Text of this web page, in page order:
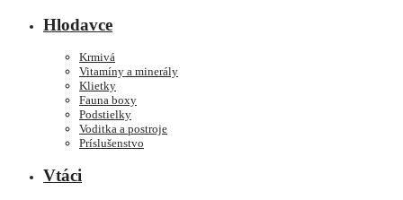
Hlodavce
Krmivá
Vitamíny a minerály
Klietky
Fauna boxy
Podstielky
Voditka a postroje
Príslušenstvo
Vtáci